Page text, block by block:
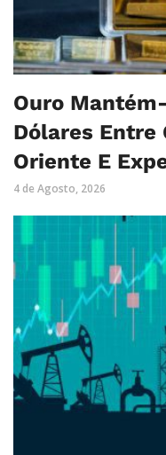
Ouro
Dólares Entre
Oriente E
4 de Agosto, 2026